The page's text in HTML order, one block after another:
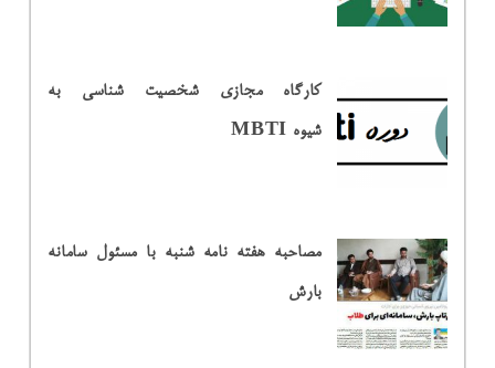
کارگاه مجازی شخصیت شناسی به
شیوه MBTI
مصاحبه هفته نامه شنبه با مسئول سامانه
بارش